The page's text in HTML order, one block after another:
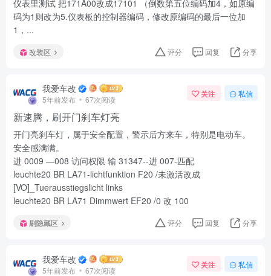
仪表里测试 把171A00改成17101 （倒数第五位编码加4，如原编
码为1则改为5.仪表板的控制器编码，修改原编码的最后一位加
1，...
改装区 评分 回复 分享
我爱车改
5年前发布 67次阅读
关注 私信
新速腾，刷开门刹车灯亮
开门亮刹车灯，属于安全配置，警示后方来车，特别是电动车。
安全感满满。
进 0009 —008 访问权限 输 31347--进 007-匹配
leuchte20 BR LA71-lichtfunktion F20 /未激活改成
[VO]_Tuerausstiegslicht links
leuchte20 BR LA71 Dimmwert EF20 /0 改 100
刷隐藏区 评分 回复 分享
我爱车改
5年前发布 67次阅读
关注 私信